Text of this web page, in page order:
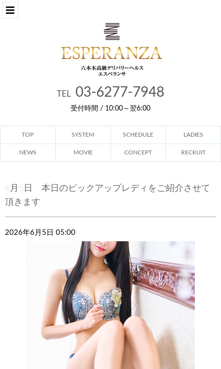
TEL 03-6277-7948
受付時間 / 10:00～翌6:00
TOP SYSTEM SCHEDULE LADIES
NEWS MOVIE CONCEPT RECRUIT
6月5日 本日のピックアップレディをご紹介させて
頂きます
2026年6月5日 05:00